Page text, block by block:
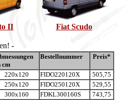
II Fiat Scudo
-
cm
Bestellnummer Preis*
220x120 FIDO220120X
505,75
250x120 FIDO250120X
529,55
300x160 FDKL300160S
743,75